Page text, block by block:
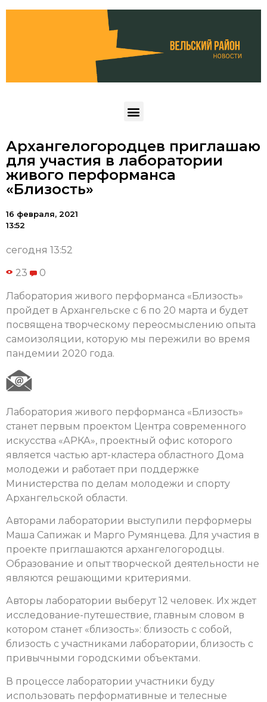
Архангелогородцев приглашаю
для участия в лаборатории
живого перформанса
«Близость»
16 февраля, 2021
13:52
сегодня 13:52
23 0
Лаборатория живого перформанса «Близость»
пройдет в Архангельске с 6 по 20 марта и будет
посвящена творческому переосмыслению опыта
самоизоляции, которую мы пережили во время
пандемии 2020 года.
Лаборатория живого перформанса «Близость»
станет первым проектом Центра современного
искусства «АРКА», проектный офис которого
является частью арт-кластера областного Дома
молодежи и работает при поддержке
Министерства по делам молодежи и спорту
Архангельской области.
Авторами лаборатории выступили перформеры
Маша Сапижак и Марго Румянцева. Для участия в
проекте приглашаются архангелогородцы.
Образование и опыт творческой деятельности не
являются решающими критериями.
Авторы лаборатории выберут 12 человек. Их ждет
исследование-путешествие, главным словом в
котором станет «близость»: близость с собой,
близость с участниками лаборатории, близость с
привычными городскими объектами.
В процессе лаборатории участники буду
использовать перформативные и телесные